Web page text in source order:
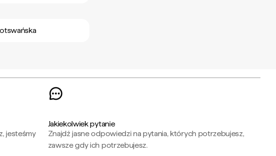
jesteśmy
Jakiekolwiek pytanie
Znajdź jasne odpowiedzi na pytania, których potrzebujesz,
zawsze gdy ich potrzebujesz.